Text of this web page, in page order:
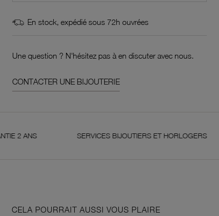
En stock, expédié sous 72h ouvrées
Une question ? N'hésitez pas à en discuter avec nous.
CONTACTER UNE BIJOUTERIE
SERVICES BIJOUTIERS ET HORLOGERS
CELA POURRAIT AUSSI VOUS PLAIRE